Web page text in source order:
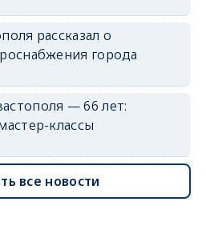
рассказал о
города
— 66 лет:
классы
все новости